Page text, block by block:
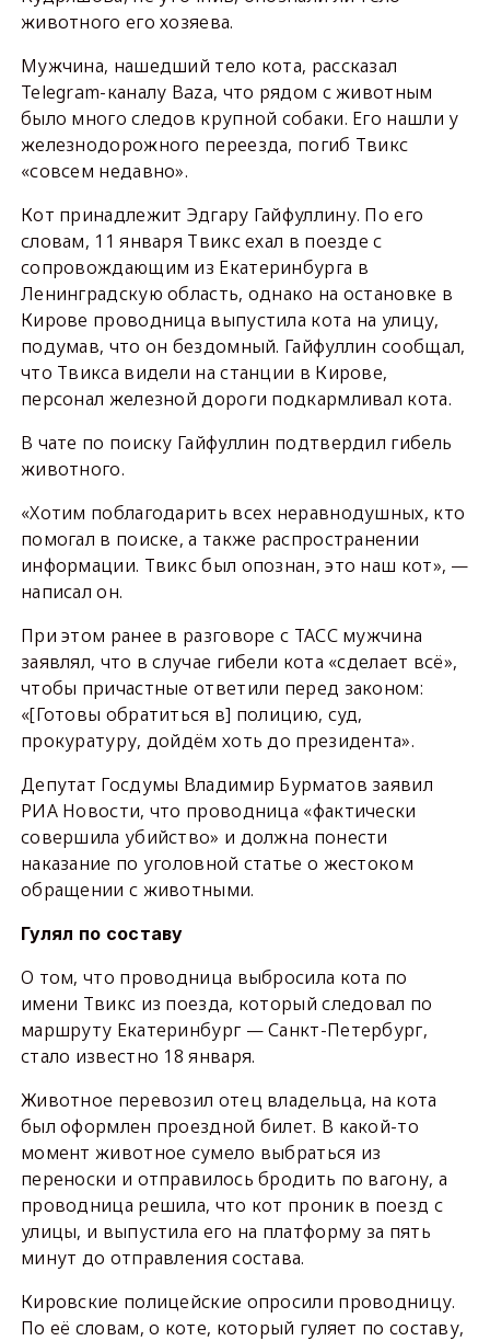
животного его хозяева.
Мужчина, нашедший тело кота, рассказал
Telegram-каналу Baza, что рядом с животным
было много следов крупной собаки. Его нашли у
железнодорожного переезда, погиб Твикс
«совсем недавно».
Кот принадлежит Эдгару Гайфуллину. По его
словам, 11 января Твикс ехал в поезде с
сопровождающим из Екатеринбурга в
Ленинградскую область, однако на остановке в
Кирове проводница выпустила кота на улицу,
подумав, что он бездомный. Гайфуллин сообщал,
что Твикса видели на станции в Кирове,
персонал железной дороги подкармливал кота.
В чате по поиску Гайфуллин подтвердил гибель
животного.
«Хотим поблагодарить всех неравнодушных, кто
помогал в поиске, а также распространении
информации. Твикс был опознан, это наш кот», —
написал он.
При этом ранее в разговоре с ТАСС мужчина
заявлял, что в случае гибели кота «сделает всё»,
чтобы причастные ответили перед законом:
«[Готовы обратиться в] полицию, суд,
прокуратуру, дойдём хоть до президента».
Депутат Госдумы Владимир Бурматов заявил
РИА Новости, что проводница «фактически
совершила убийство» и должна понести
наказание по уголовной статье о жестоком
обращении с животными.
Гулял по составу
О том, что проводница выбросила кота по
имени Твикс из поезда, который следовал по
маршруту Екатеринбург — Санкт-Петербург,
стало известно 18 января.
Животное перевозил отец владельца, на кота
был оформлен проездной билет. В какой-то
момент животное сумело выбраться из
переноски и отправилось бродить по вагону, а
проводница решила, что кот проник в поезд с
улицы, и выпустила его на платформу за пять
минут до отправления состава.
Кировские полицейские опросили проводницу.
По её словам, о коте, который гуляет по составу,